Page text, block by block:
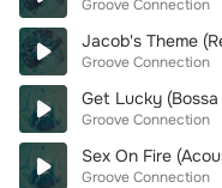
Groove Connection
Groove Connection
Groove Connection
Groove Connection